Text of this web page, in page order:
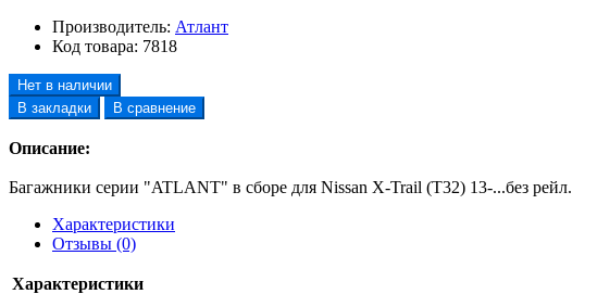
Производитель: Атлант
Код товара: 7818
Нет в наличии
В закладки
В сравнение
Описание:
Багажники серии "ATLANT" в сборе для Nissan X-Trail (T32) 13-...без рейл.
Характеристики
Отзывы (0)
Характеристики